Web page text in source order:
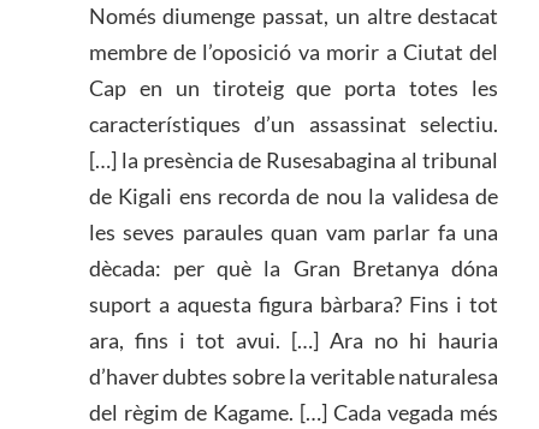
Només diumenge passat, un altre destacat
membre de l’oposició va morir a Ciutat del
Cap en un tiroteig que porta totes les
característiques d’un assassinat selectiu.
[…] la presència de Rusesabagina al tribunal
de Kigali ens recorda de nou la validesa de
les seves paraules quan vam parlar fa una
dècada: per què la Gran Bretanya dóna
suport a aquesta figura bàrbara? Fins i tot
ara, fins i tot avui. […] Ara no hi hauria
d’haver dubtes sobre la veritable naturalesa
del règim de Kagame. […] Cada vegada més